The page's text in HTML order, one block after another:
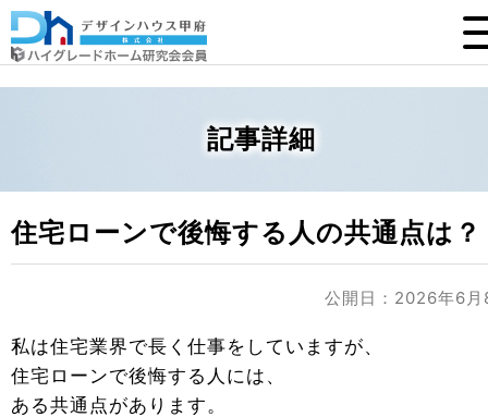
記事詳細
住宅ローンで後悔する人の共通点は？
公開日：2026年6月
私は住宅業界で長く仕事をしていますが、
住宅ローンで後悔する人には、
ある共通点があります。